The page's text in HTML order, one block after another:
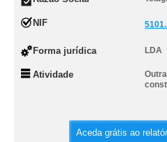
NIF
Forma jurídica LDA
Atividade
Aceda grátis ao